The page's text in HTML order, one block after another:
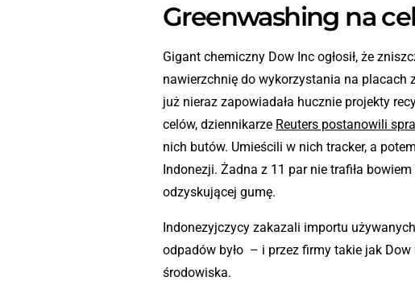
Greenwashing na
Gigant chemiczny Dow Inc ogłosił, że
nawierzchnię do wykorzystania na placach
już nieraz zapowiadała hucznie projekty
celów, dziennikarze Reuters postanowili
nich butów. Umieścili w nich tracker, a
Indonezji. Żadna z 11 par nie trafiła
odzyskującej gumę.
Indonezyjczycy zakazali importu
odpadów było – i przez firmy takie jak
środowiska.